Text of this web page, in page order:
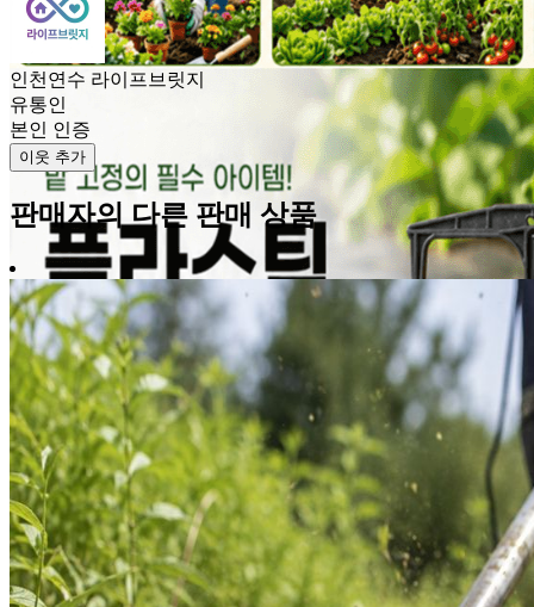
인천연수 라이프브릿지
유통인
본인 인증
이웃 추가
판매자의 다른 판매 상품